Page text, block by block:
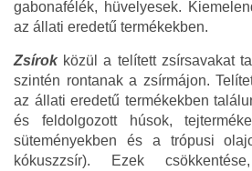
gabonafélék, hüvelyesek.
az állati eredetű termékekben.
Zsírok közül a telített zsírsavakat
szintén rontanak a zsírmájon.
az állati eredetű termékekben
és feldolgozott húsok,
süteményekben és a trópusi
kókuszzsír). Ezek